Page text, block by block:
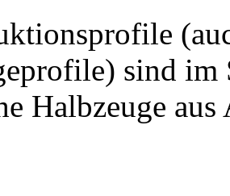
sind im
Halbzeuge